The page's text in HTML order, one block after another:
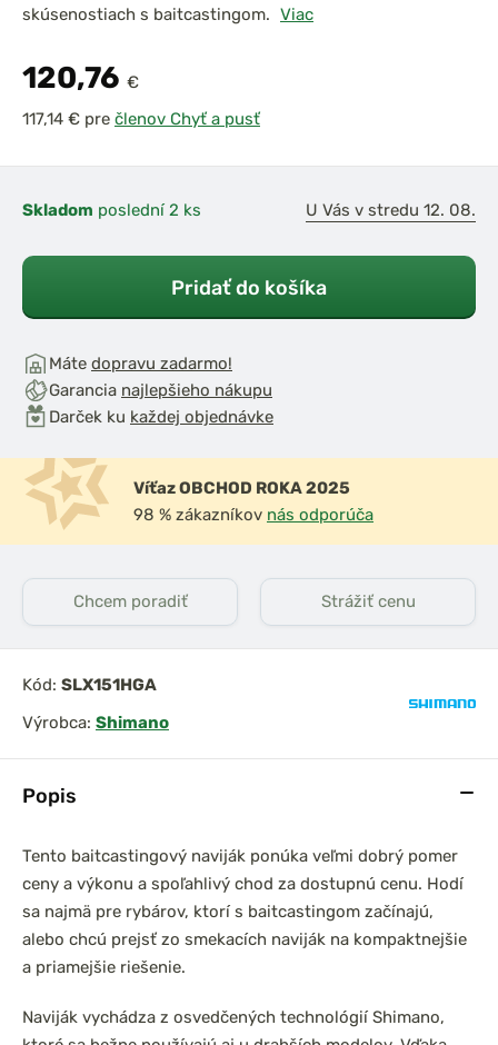
Popis
Tento baitcastingový naviják ponúka veľmi dobrý pomer
ceny a výkonu a spoľahlivý chod za dostupnú cenu. Hodí
sa najmä pre rybárov, ktorí s baitcastingom začínajú,
alebo chcú prejsť zo smekacích naviják na kompaktnejšie
a priamejšie riešenie.
Naviják vychádza z osvedčených technológií Shimano,
skúsenostiach s baitcastingom. Viac
120,76 €
pre členov Chyť a pusť
Skladom poslední 2 ks U Vás v stredu 12. 08.
Pridať do košíka
Máte dopravu zadarmo!
Garancia najlepšieho nákupu
Darček ku každej objednávke
Víťaz OBCHOD ROKA 2025
98 % zákazníkov nás odporúča
Chcem poradiť Strážiť cenu
Kód: SLX151HGA
Výrobca: Shimano